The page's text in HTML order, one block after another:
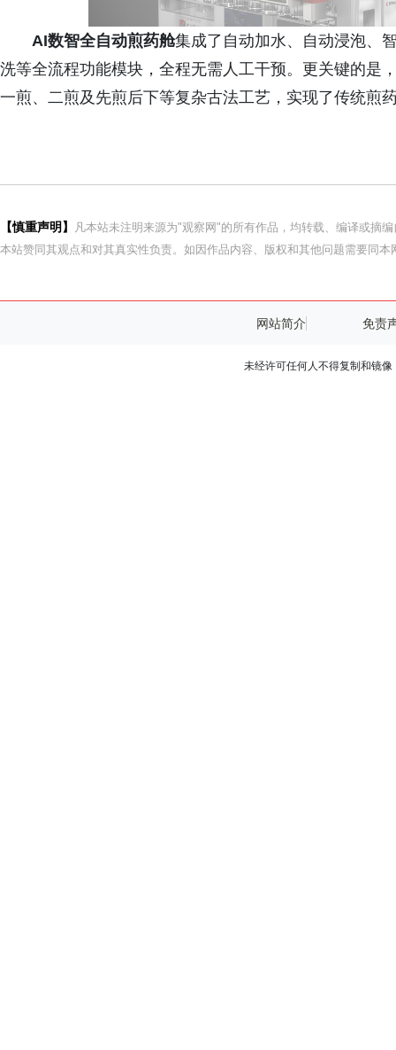
AI数智全自动煎药舱集成了自动加水、自动浸泡、
洗等全流程功能模块，全程无需人工干预。更关键的是
一煎、二煎及先煎后下等复杂古法工艺，实现了传统煎
【慎重声明】
凡本站未注明来源为"观察网"的所有作品，均转载、编译或摘
本站赞同其观点和对其真实性负责。如因作品内容、版权和其他问题需要同本
网站简介 免责
未经许可任何人不得复制和镜